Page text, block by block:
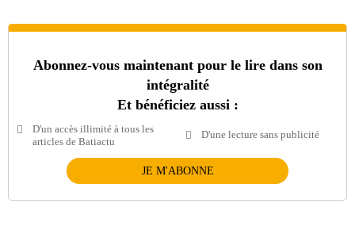
Abonnez-vous maintenant pour le lire dans son
intégralité
Et bénéficiez aussi :
D'un accès illimité à tous les
articles de Batiactu
D'une lecture sans publicité
JE M'ABONNE